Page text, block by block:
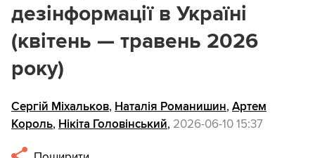
дезінформації в Україні
(квітень — травень 2026
року)
Сергій Міхальков, Наталія Романишин, Артем
Король, Нікіта Головінський, 2026-06-10 15:37